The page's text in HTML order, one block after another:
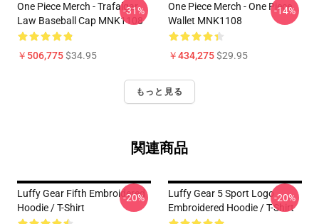
One Piece Merch - Trafalgar
Law Baseball Cap MNK1108
￥506,775$34.95
-31%
One Piece Merch - One Piece
Wallet MNK1108
￥434,275$29.95
-14%
もっと見る
関連商品
Luffy Gear Fifth Embroidered
Hoodie / T-Shirt
-20%
Luffy Gear 5 Sport Logo
Embroidered Hoodie / T-Shirt
-20%